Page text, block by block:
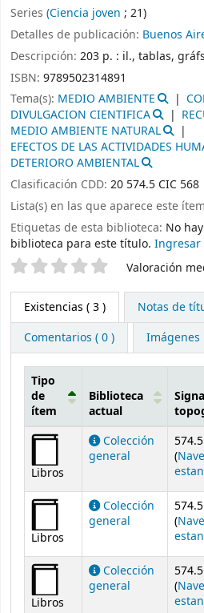
Series (Ciencia joven ; 21)
Detalles de publicación: Buenos
Descripción: 203 p. : il., tablas,
ISBN: 9789502314891
Tema(s): MEDIO AMBIENTE
DIVULGACION CIENTIFICA
MEDIO AMBIENTE NATURAL
EFECTOS DE LAS ACTIVIDADES
DETERIORO AMBIENTAL
Clasificación CDD: 20 574.5 CIC 568
Lista(s) en las que aparece este
Etiquetas de esta biblioteca: No
biblioteca para este título. Ingresar
Valoración Valoración
Existencias ( 3 )
Notas de
Comentarios ( 0 )
Imágenes
Existencias
Tipo
de
ítem
Biblioteca
actual
Libros
Colección
general
(
Libros
Colección
general
(
Libros
Colección
general
(